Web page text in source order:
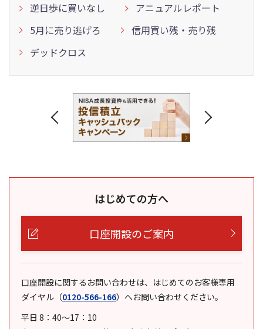
逆日歩に買いなし
アニュアルレポート
5月に売り逃げろ
信用買い残・売り残
デッドクロス
はじめての方へ
口座開設のご案内
口座開設に関するお問い合わせは、はじめてのお客様専用
ダイヤル （0120-566-166） へお問い合わせください。
平日 8：40～17：10